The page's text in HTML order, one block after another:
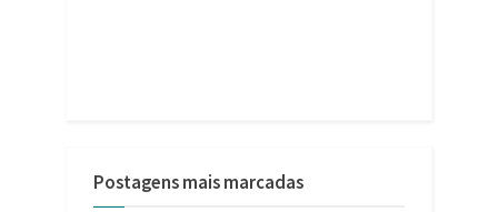
Postagens mais marcadas